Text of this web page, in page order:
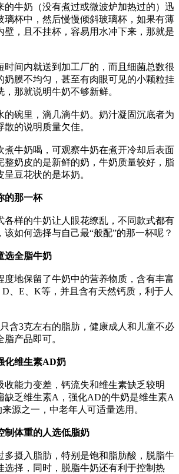
牛奶（没有煮过或微波炉加热过的）迅
璃杯中，然后慢慢倾斜玻璃杯，如果有薄
壁，且不挂杯，容易用水冲下来，那就是
间内就送到加工厂的，而且细菌总数很
奶膜不均匀，甚至有肉眼可见的小颗粒挂
那就说明牛奶不够新鲜。
碗里，滴几滴牛奶。奶汁凝固沉底者为
的说明质量欠佳。
牛奶喝，可观察牛奶在煮开冷却后表面
整奶皮的是新鲜的奶，牛奶质量较好，脂
豆花状的是坏奶。
那一杯
样的牛奶让人眼花缭乱，不同款式都有
该如何选择与自己最“般配”的那一杯呢？
选全脂牛奶
地保留了牛奶中的营养物质，含有丰富
、E、K等，并且含有天然钙质，利于人
3克左右的脂肪，健康成人和儿童不必
产品即可。
化维生素AD奶
能力变差，钙流失和维生素缺乏较明
缺乏维生素A，强化AD的牛奶是维生素A
源之一，中老年人可适量选用。
制体重的人选低脂奶
摄入脂肪，特别是饱和脂肪酸，脱脂牛
选择，同时，脱脂牛奶还有利于控制热